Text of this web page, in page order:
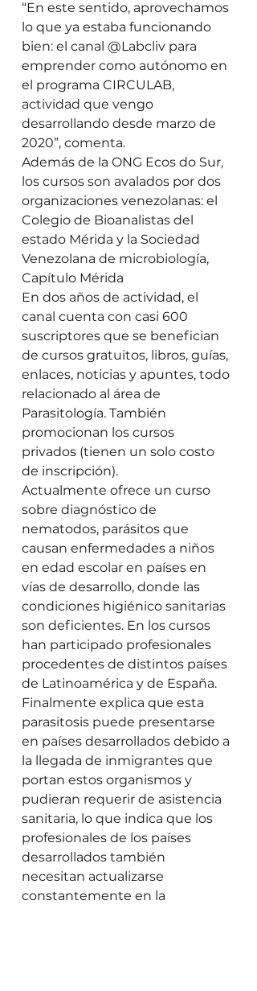
“En este sentido, aprovechamos
lo que ya estaba funcionando
bien: el canal @Labcliv para
emprender como autónomo en
el programa CIRCULAB,
actividad que vengo
desarrollando desde marzo de
2020”, comenta.
Además de la ONG Ecos do Sur,
los cursos son avalados por dos
organizaciones venezolanas: el
Colegio de Bioanalistas del
estado Mérida y la Sociedad
Venezolana de microbiología,
Capítulo Mérida
En dos años de actividad, el
canal cuenta con casi 600
suscriptores que se benefician
de cursos gratuitos, libros, guías,
enlaces, noticias y apuntes, todo
relacionado al área de
Parasitología. También
promocionan los cursos
privados (tienen un solo costo
de inscripción).
Actualmente ofrece un curso
sobre diagnóstico de
nematodos, parásitos que
causan enfermedades a niños
en edad escolar en países en
vías de desarrollo, donde las
condiciones higiénico sanitarias
son deficientes. En los cursos
han participado profesionales
procedentes de distintos países
de Latinoamérica y de España.
Finalmente explica que esta
parasitosis puede presentarse
en países desarrollados debido a
la llegada de inmigrantes que
portan estos organismos y
pudieran requerir de asistencia
sanitaria, lo que indica que los
profesionales de los países
desarrollados también
necesitan actualizarse
constantemente en la